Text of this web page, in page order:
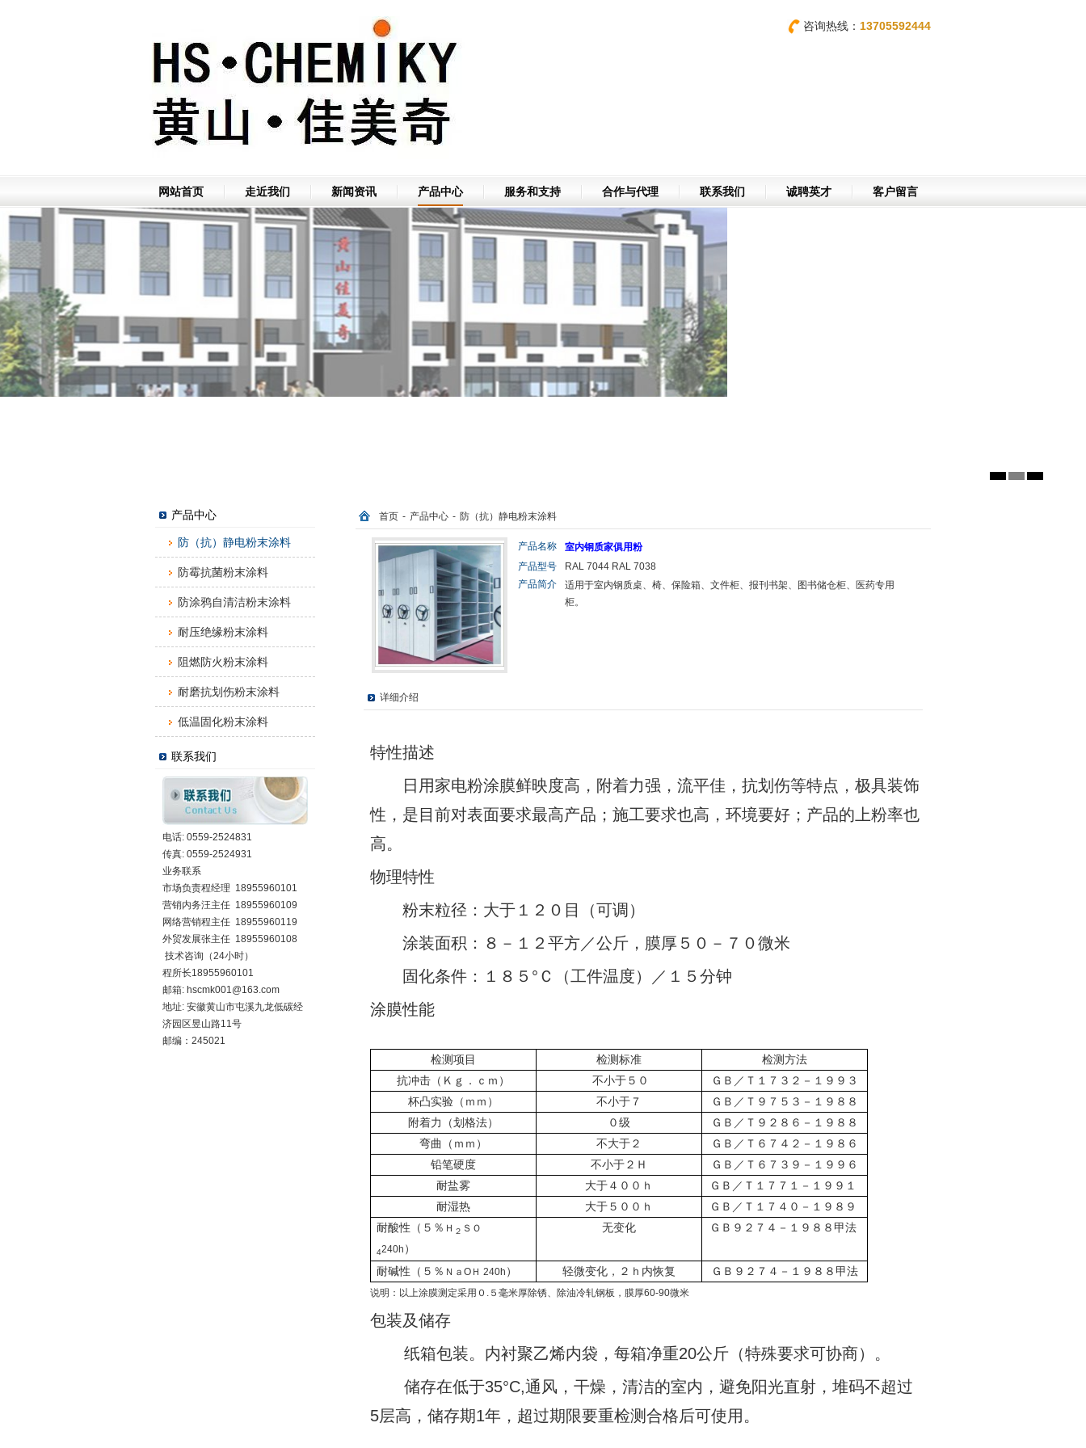
咨询热线： 13705592444
网站首页 走近我们 新闻资讯 产品中心 服务和支持 合作与代理 联系我们 诚聘英才 客户留言
产品中心
防（抗）静电粉末涂料
防霉抗菌粉末涂料
防涂鸦自清洁粉末涂料
耐压绝缘粉末涂料
阻燃防火粉末涂料
耐磨抗划伤粉末涂料
低温固化粉末涂料
联系我们
电话: 0559-2524831
传真: 0559-2524931
业务联系
市场负责程经理 18955960101
营销内务汪主任 18955960109
网络营销程主任 18955960119
外贸发展张主任 18955960108
技术咨询（24小时）
程所长18955960101
邮箱: hscmk001@163.com
地址: 安徽黄山市屯溪九龙低碳经
济园区昱山路11号
邮编：245021
首页 - 产品中心 - 防（抗）静电粉末涂料
产品名称
室内钢质家俱用粉
产品型号
RAL 7044 RAL 7038
产品简介
适用于室内钢质桌、椅、保险箱、文件柜、报刊书架、图书储仓柜、医药专用
柜。
详细介绍
特性描述
日用家电粉涂膜鲜映度高，附着力强，流平佳，抗划伤等特点，极具装饰
性，是目前对表面要求最高产品；施工要求也高，环境要好；产品的上粉率也
高。
物理特性
粉末粒径：大于１２０目（可调）
涂装面积：８－１２平方／公斤，膜厚５０－７０微米
固化条件：１８５°Ｃ（工件温度）／１５分钟
涂膜性能
检测项目 检测标准
检测方法
抗冲击（Ｋｇ．ｃｍ）
不小于５０
ＧＢ／Ｔ１７３２－１９９３
杯凸实验（ｍｍ）
不小于７
ＧＢ／Ｔ９７５３－１９８８
附着力（划格法）
０级
ＧＢ／Ｔ９２８６－１９８８
弯曲（ｍｍ）
不大于２
ＧＢ／Ｔ６７４２－１９８６
铅笔硬度
不小于２Ｈ
ＧＢ／Ｔ６７３９－１９９６
耐盐雾
大于４００ｈ
ＧＢ／Ｔ１７７１－１９９１
耐湿热
大于５００ｈ
ＧＢ／Ｔ１７４０－１９８９
耐酸性（５％ Ｈ ２ ＳＯ
4240h ）
无变化 ＧＢ９２７４－１９８８甲法
耐碱性（５％ ＮａOＨ 240h ） 轻微变化，２ｈ内恢复 ＧＢ９２７４－１９８８甲法
说明：以上涂膜测定采用０.５毫米厚除锈、除油冷轧钢板，膜厚60-90微米
包装及储存
纸箱包装。内衬聚乙烯内袋，每箱净重20公斤（特殊要求可协商）。
储存在低于35°C,通风，干燥，清洁的室内，避免阳光直射，堆码不超过
5层高，储存期1年，超过期限要重检测合格后可使用。